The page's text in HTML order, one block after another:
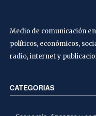
Medio de comunicación
políticos, económicos,
radio, internet y
CATEGORIAS